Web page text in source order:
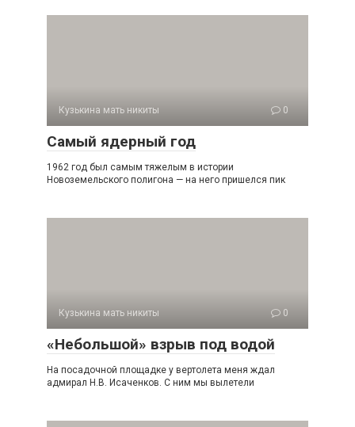
Кузькина мать никиты 0
Самый ядерный год
1962 год был самым тяжелым в истории
Новоземельского полигона — на него пришелся пик
Кузькина мать никиты 0
«Небольшой» взрыв под водой
На посадочной площадке у вертолета меня ждал
адмирал Н.В. Исаченков. С ним мы вылетели